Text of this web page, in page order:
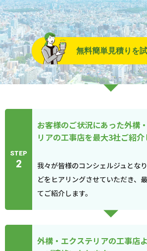
無料簡単見積りを
STEP
2
お客様のご状況にあった外構
リアの工事店を最大3社ご紹介
我々が皆様のコンシェルジュとな
どをヒアリングさせていただき、
てご紹介します。
外構・エクステリアの工事店